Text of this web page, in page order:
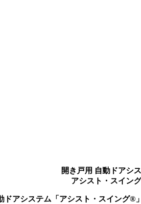
開き戸用 自動ドアシ
アシスト・スイン
ドアシステム「アシスト・スイング®